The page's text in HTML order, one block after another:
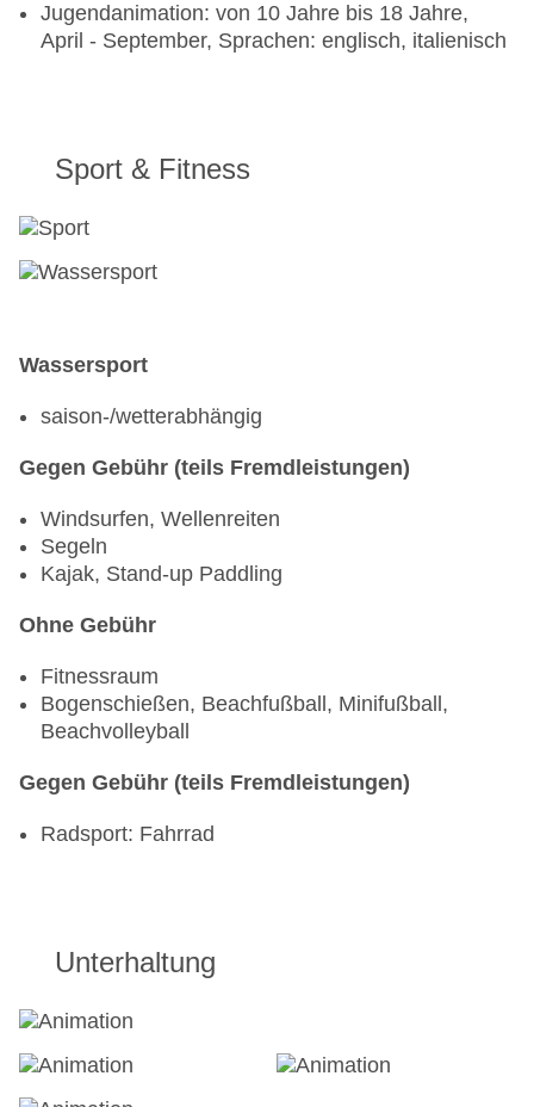
Jugendanimation: von 10 Jahre bis 18 Jahre,
April - September, Sprachen: englisch, italienisch
Sport & Fitness
Wassersport
saison-/wetterabhängig
Gegen Gebühr (teils Fremdleistungen)
Windsurfen, Wellenreiten
Segeln
Kajak, Stand-up Paddling
Ohne Gebühr
Fitnessraum
Bogenschießen, Beachfußball, Minifußball,
Beachvolleyball
Gegen Gebühr (teils Fremdleistungen)
Radsport: Fahrrad
Unterhaltung